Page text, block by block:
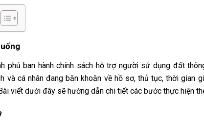
phủ ban hành chính sách hỗ trợ người sử dụng đất
và cá nhân đang băn khoăn về hồ sơ, thủ tục, thời gian
viết dưới đây sẽ hướng dẫn chi tiết các bước thực hiện